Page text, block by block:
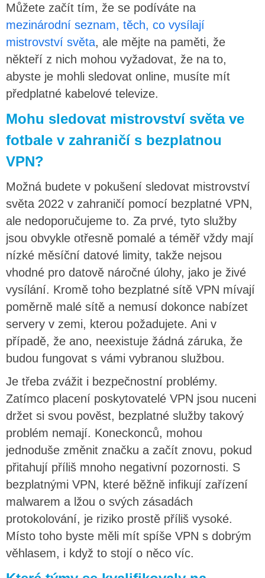
Můžete začít tím, že se podíváte na
mezinárodní seznam, těch, co vysílají
mistrovství světa, ale mějte na paměti, že
někteří z nich mohou vyžadovat, že na to,
abyste je mohli sledovat online, musíte mít
předplatné kabelové televize.
Mohu sledovat mistrovství světa ve
fotbale v zahraničí s bezplatnou
VPN?
Možná budete v pokušení sledovat mistrovství
světa 2022 v zahraničí pomocí bezplatné VPN,
ale nedoporučujeme to. Za prvé, tyto služby
jsou obvykle otřesně pomalé a téměř vždy mají
nízké měsíční datové limity, takže nejsou
vhodné pro datově náročné úlohy, jako je živé
vysílání. Kromě toho bezplatné sítě VPN mívají
poměrně malé sítě a nemusí dokonce nabízet
servery v zemi, kterou požadujete. Ani v
případě, že ano, neexistuje žádná záruka, že
budou fungovat s vámi vybranou službou.
Je třeba zvážit i bezpečnostní problémy.
Zatímco placení poskytovatelé VPN jsou nuceni
držet si svou pověst, bezplatné služby takový
problém nemají. Koneckonců, mohou
jednoduše změnit značku a začít znovu, pokud
přitahují příliš mnoho negativní pozornosti. S
bezplatnými VPN, které běžně infikují zařízení
malwarem a lžou o svých zásadách
protokolování, je riziko prostě příliš vysoké.
Místo toho byste měli mít spíše VPN s dobrým
věhlasem, i když to stojí o něco víc.